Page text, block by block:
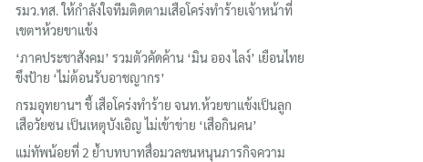
รมว.ทส. ให้กำลังใจทีมติดตามเสือโคร่งทำร้ายเจ้าหน้าที่
เขตฯห้วยขาแข้ง
‘ภาคประชาสังคม’ รวมตัวคัดค้าน ‘มิน ออง ไลง์’ เยือนไทย
ขึงป้าย ‘ไม่ต้อนรับอาชญากร’
กรมอุทยานฯ ชี้ เสือโคร่งทำร้าย จนท.ห้วยขาแข้งเป็นลูก
เสือวัยซน เป็นเหตุบังเอิญ ไม่เข้าข่าย ‘เสือกินคน’
แม่ทัพน้อยที่ 2 ย้ำบทบาทสื่อมวลชนหนุนภารกิจความ